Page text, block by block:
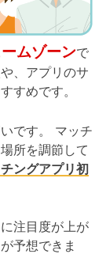
ムゾーンで
、アプリのサ
すめです。
です。 マッチ
所を調節して
ングアプリ初
注目度が上が
予想できま